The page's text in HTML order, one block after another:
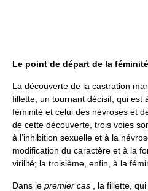
Le point de départ de la féminité
La découverte de la castration
fillette, un tournant décisif, qui est
féminité et celui des névroses et
de cette découverte, trois voies
à l’inhibition sexuelle et à la
modification du caractère et à la
virilité; la troisième, enfin, à la
Dans le premier cas , la fillette,